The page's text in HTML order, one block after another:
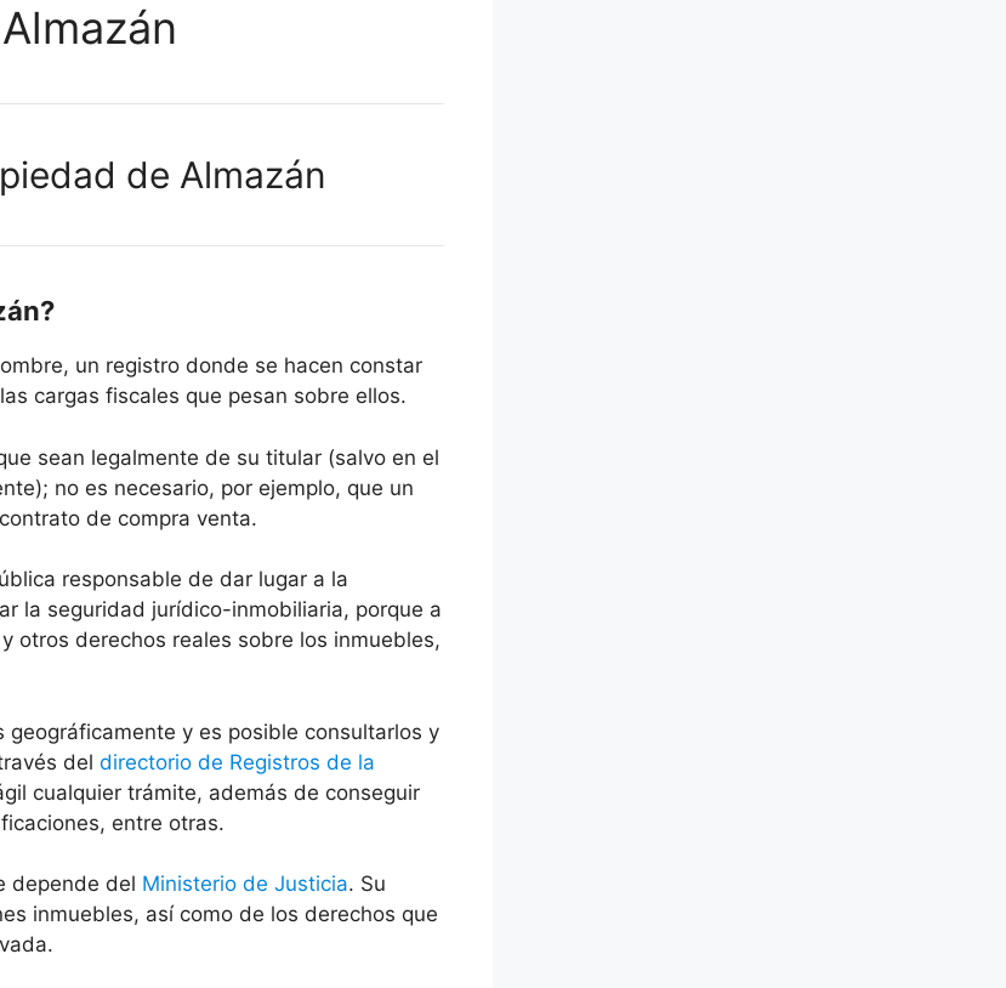
de Almazán
un registro donde se hacen constar
cargas fiscales que pesan sobre ellos.
sean legalmente de su titular (salvo en el
no es necesario, por ejemplo, que un
de compra venta.
responsable de dar lugar a la
la seguridad jurídico-inmobiliaria, porque a
otros derechos reales sobre los inmuebles,
geográficamente y es posible consultarlos y
del directorio de Registros de la
cualquier trámite, además de conseguir
entre otras.
depende del Ministerio de Justicia. Su
inmuebles, así como de los derechos que